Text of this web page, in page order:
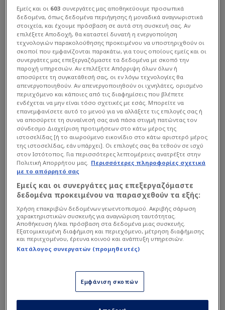
Εμείς και οι 603 συνεργάτες μας αποθηκεύουμε προσωπικά
δεδομένα, όπως δεδομένα περιήγησης ή μοναδικά αναγνωριστικά
στοιχεία, και έχουμε πρόσβαση σε αυτά στη συσκευή σας. Αν
επιλέξετε Αποδοχή, θα καταστεί δυνατή η ενεργοποίηση
τεχνολογιών παρακολούθησης προκειμένου να υποστηριχθούν οι
σκοποί που εμφανίζονται παρακάτω, για τους οποίους εμείς και οι
συνεργάτες μας επεξεργαζόμαστε τα δεδομένα με σκοπό την
παροχή υπηρεσιών. Αν επιλέξετε Απόρριψη όλων όλων ή
αποσύρετε τη συγκατάθεσή σας, οι εν λόγω τεχνολογίες θα
απενεργοποιηθούν. Αν απενεργοποιηθούν οι ιχνηλάτες, ορισμένο
περιεχόμενο και κάποιες από τις διαφημίσεις που βλέπετε
ενδέχεται να μην είναι τόσο σχετικές με εσάς. Μπορείτε να
επανεμφανίσετε αυτό το μενού για να αλλάξετε τις επιλογές σας ή
να αποσύρετε τη συναίνεσή σας ανά πάσα στιγμή πατώντας τον
σύνδεσμο Διαχείριση προτιμήσεων στο κάτω μέρος της
ιστοσελίδας [ή το αιωρούμενο εικονίδιο στο κάτω αριστερό μέρος
της ιστοσελίδας, εάν υπάρχει]. Οι επιλογές σας θα τεθούν σε ισχύ
στον Ιστότοπος. Για περισσότερες λεπτομέρειες ανατρέξτε στην
Πολιτική Απορρήτου μας. Περισσότερες πληροφορίες σχετικά
με το απόρρητό σας
Εμείς και οι συνεργάτες μας επεξεργαζόμαστε
δεδομένα προκειμένου να παρασχεθούν τα εξής:
Χρήση επακριβών δεδομένων γεωεντοπισμού. Ακριβής σάρωση
χαρακτηριστικών συσκευής για αναγνώριση ταυτότητας.
Αποθήκευση ή/και πρόσβαση στα δεδομένα μιας συσκευής.
Εξατομικευμένη διαφήμιση και περιεχόμενο, μέτρηση διαφήμισης
και περιεχομένου, έρευνα κοινού και ανάπτυξη υπηρεσιών.
Κατάλογος συνεργατών (προμηθευτές)
Εμφάνιση σκοπών